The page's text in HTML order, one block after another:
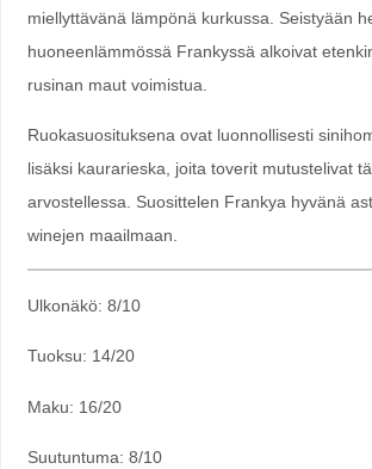
miellyttävänä lämpönä kurkussa. Seistyään
huoneenlämmössä Frankyssä alkoivat
rusinan maut voimistua.
Ruokasuosituksena ovat luonnollisesti
lisäksi kaurarieska, joita toverit mutustelivat
arvostellessa. Suosittelen Frankya hyvänä
winejen maailmaan.
Ulkonäkö: 8/10
Tuoksu: 14/20
Maku: 16/20
Suutuntuma: 8/10